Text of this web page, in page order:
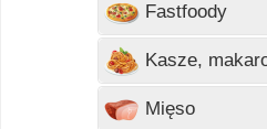
Fastfoody
Wczytywanie
Kasze,
Wczytywanie
Mięso